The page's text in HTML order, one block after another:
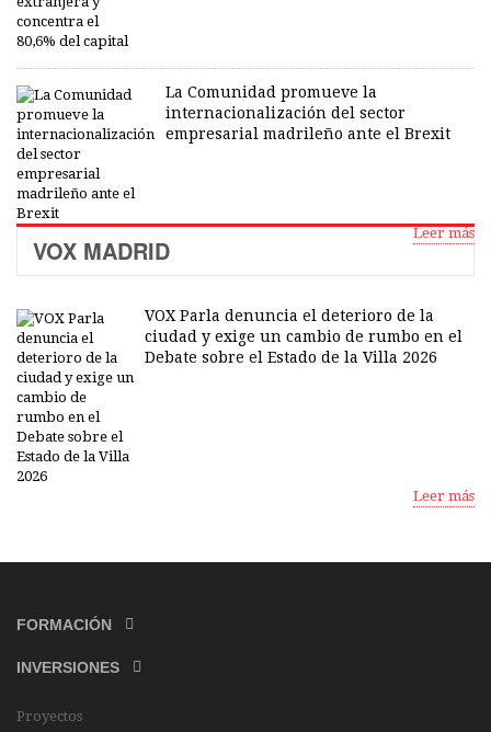
La Comunidad promueve la
internacionalización del sector
empresarial madrileño ante el Brexit
Leer más
VOX MADRID
VOX Parla denuncia el deterioro de la
ciudad y exige un cambio de rumbo en el
Debate sobre el Estado de la Villa 2026
Leer más
FORMACIÓN
INVERSIONES
Proyectos